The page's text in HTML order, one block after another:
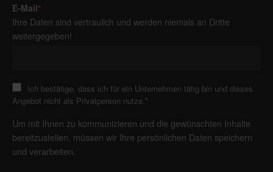
E-Mail*
Ihre Daten sind vertraulich und werden niemals an Dritte
weitergegeben!
Ich bestätige, dass ich für ein Unternehmen tätig bin und dieses
Angebot nicht als Privatperson nutze.*
Um mit Ihnen zu kommunizieren und die gewünschten Inhalte
bereitzustellen, müssen wir Ihre persönlichen Daten speichern
und verarbeiten.